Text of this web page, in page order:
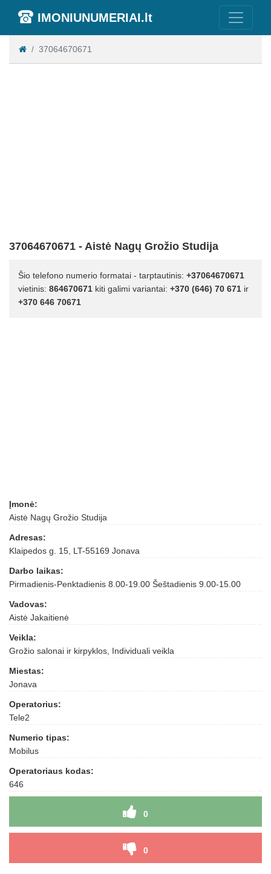
IMONIUNUMERIAI.lt
37064670671
37064670671 - Aistė Nagų Grožio Studija
Šio telefono numerio formatai - tarptautinis: +37064670671
vietinis: 864670671 kiti galimi variantai: +370 (646) 70 671 ir
+370 646 70671
Įmonė:
Aistė Nagų Grožio Studija
Adresas:
Klaipedos g. 15, LT-55169 Jonava
Darbo laikas:
Pirmadienis-Penktadienis 8.00-19.00 Šeštadienis 9.00-15.00
Vadovas:
Aistė Jakaitienė
Veikla:
Grožio salonai ir kirpyklos, Individuali veikla
Miestas:
Jonava
Operatorius:
Tele2
Numerio tipas:
Mobilus
Operatoriaus kodas:
646
0
0